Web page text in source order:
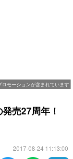
ロモーションが含まれています
売27周年！
2017-08-24 11:13:00